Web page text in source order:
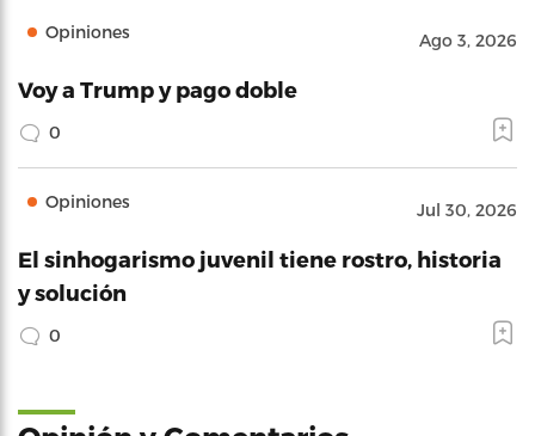
Opiniones Ago 3, 2026
Voy a Trump y pago doble
0
Opiniones Jul 30, 2026
El sinhogarismo juvenil tiene rostro, historia
y solución
0